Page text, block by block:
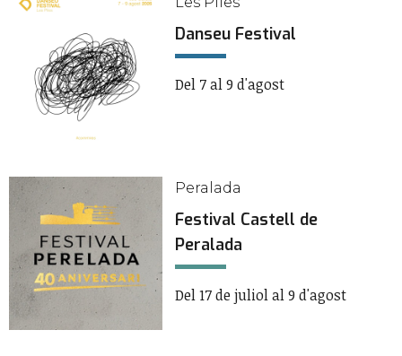
Danseu Festival
Del 7 al 9 d'agost
Peralada
Festival Castell de
Peralada
Del 17 de juliol al 9 d'agost